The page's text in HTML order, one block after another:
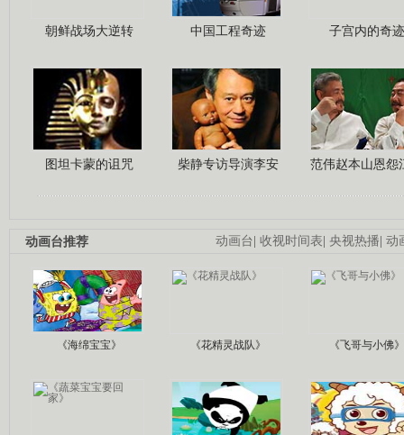
朝鲜战场大逆转 中国工程奇迹 子宫内的奇迹
图坦卡蒙的诅咒 柴静专访导演李安 范伟赵本山恩怨
动画台| 收视时间表| 央视热播| 动
动画台推荐
《海绵宝宝》 《花精灵战队》 《飞哥与小佛》